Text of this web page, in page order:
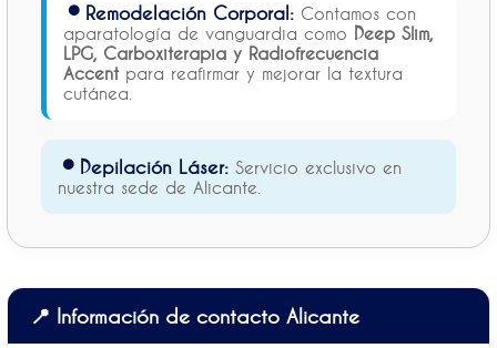
• Remodelación Corporal: Contamos con
aparatología de vanguardia como Deep Slim,
LPG, Carboxiterapia y Radiofrecuencia
Accentpara reafirmar y mejorar la textura
cutánea.
• Depilación Láser: Servicio exclusivo en
nuestra sede de Alicante.
📍 Información de contacto Alicante